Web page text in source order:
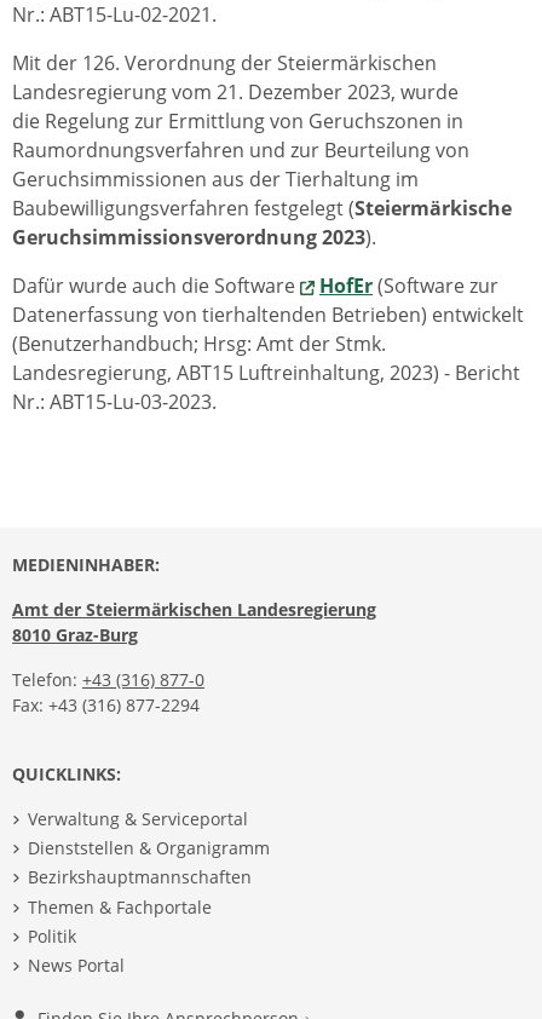
Nr.: ABT15-Lu-02-2021.
Mit der 126. Verordnung der Steiermärkischen
Landesregierung vom 21. Dezember 2023, wurde
die Regelung zur Ermittlung von Geruchszonen in
Raumordnungsverfahren und zur Beurteilung von
Geruchsimmissionen aus der Tierhaltung im
Baubewilligungsverfahren festgelegt (Steiermärkische
Geruchsimmissionsverordnung 2023).
Dafür wurde auch die Software
HofEr(Software zur
Datenerfassung von tierhaltenden Betrieben) entwickelt
(Benutzerhandbuch; Hrsg: Amt der Stmk.
Landesregierung, ABT15 Luftreinhaltung, 2023) - Bericht
Nr.: ABT15-Lu-03-2023.
MEDIENINHABER:
Amt der Steiermärkischen Landesregierung
8010 Graz-Burg
Telefon: +43 (316) 877-0
Fax: +43 (316) 877-2294
QUICKLINKS:
Verwaltung & Serviceportal
Dienststellen & Organigramm
Bezirkshauptmannschaften
Themen & Fachportale
Politik
News Portal